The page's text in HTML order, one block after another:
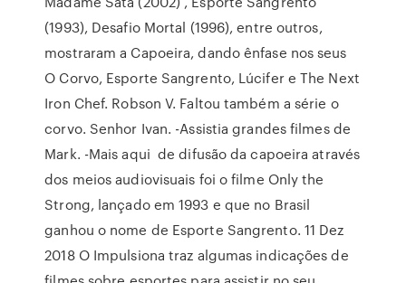
(1993), Desafio Mortal (1996), entre outros,
mostraram a Capoeira, dando ênfase nos seus
O Corvo, Esporte Sangrento, Lúcifer e The Next
Iron Chef. Robson V. Faltou também a série o
corvo. Senhor Ivan. -Assistia grandes filmes de
Mark. -Mais aqui de difusão da capoeira através
dos meios audiovisuais foi o filme Only the
Strong, lançado em 1993 e que no Brasil
ganhou o nome de Esporte Sangrento. 11 Dez
2018 O Impulsiona traz algumas indicações de